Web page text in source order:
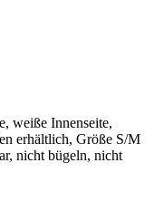
weiße Innenseite,
erhältlich, Größe S/M
nicht bügeln, nicht